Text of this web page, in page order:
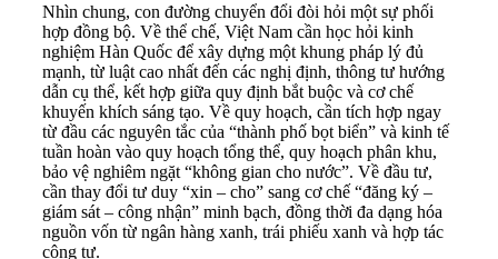
Nhìn chung, con đường chuyển đổi đòi hỏi một sự phối
hợp đồng bộ. Về thể chế, Việt Nam cần học hỏi kinh
nghiệm Hàn Quốc để xây dựng một khung pháp lý đủ
mạnh, từ luật cao nhất đến các nghị định, thông tư hướng
dẫn cụ thể, kết hợp giữa quy định bắt buộc và cơ chế
khuyến khích sáng tạo. Về quy hoạch, cần tích hợp ngay
từ đầu các nguyên tắc của “thành phố bọt biển” và kinh tế
tuần hoàn vào quy hoạch tổng thể, quy hoạch phân khu,
bảo vệ nghiêm ngặt “không gian cho nước”. Về đầu tư,
cần thay đổi tư duy “xin – cho” sang cơ chế “đăng ký –
giám sát – công nhận” minh bạch, đồng thời đa dạng hóa
nguồn vốn từ ngân hàng xanh, trái phiếu xanh và hợp tác
công tư.